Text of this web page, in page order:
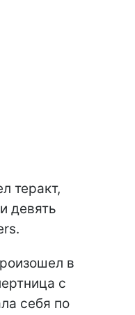
теракт,
девять
в
с
себя по